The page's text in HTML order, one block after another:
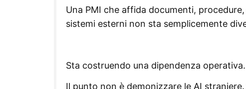
Una PMI che affida documenti,
sistemi esterni non sta semplicemente
Sta costruendo una dipendenza operativa.
Il punto non è demonizzare le AI